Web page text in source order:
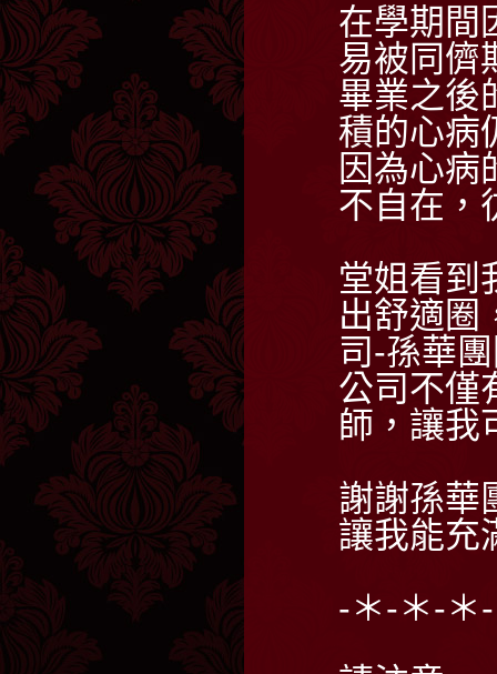
在學期間
易被同儕
畢業之後
積的心病
因為心病
不自在，
堂姐看到
出舒適圈
司-孫華
公司不僅
師，讓我
謝謝孫華
讓我能充
-＊-＊-＊